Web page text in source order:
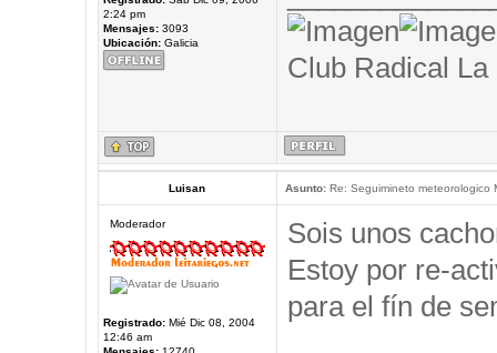
2:24 pm
Mensajes:3093
Ubicación:Galicia
Club Radical La
Luisan Asunto:Re: Seguimineto meteorologico
Moderador
Registrado:Mié Dic 08, 2004
12:46 am
Sois unos
Estoy por re-
para el fín de